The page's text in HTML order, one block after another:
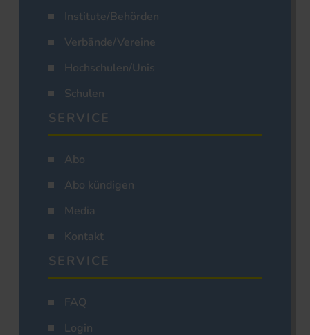
Institute/Behörden
Verbände/Vereine
Hochschulen/Unis
Schulen
SERVICE
Abo
Abo kündigen
Media
Kontakt
SERVICE
FAQ
Login